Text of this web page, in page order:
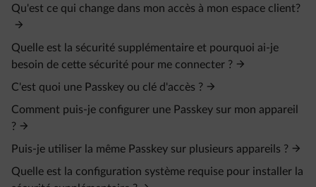
Qu'est ce qui change dans mon accès à mon espace client?
Quelle est la sécurité supplémentaire et pourquoi ai-je
besoin de cette sécurité pour me connecter ?
C'est quoi une Passkey ou clé d'accès ?
Comment puis-je configurer une Passkey sur mon appareil
?
Puis-je utiliser la même Passkey sur plusieurs appareils ?
Quelle est la configuration système requise pour installer la